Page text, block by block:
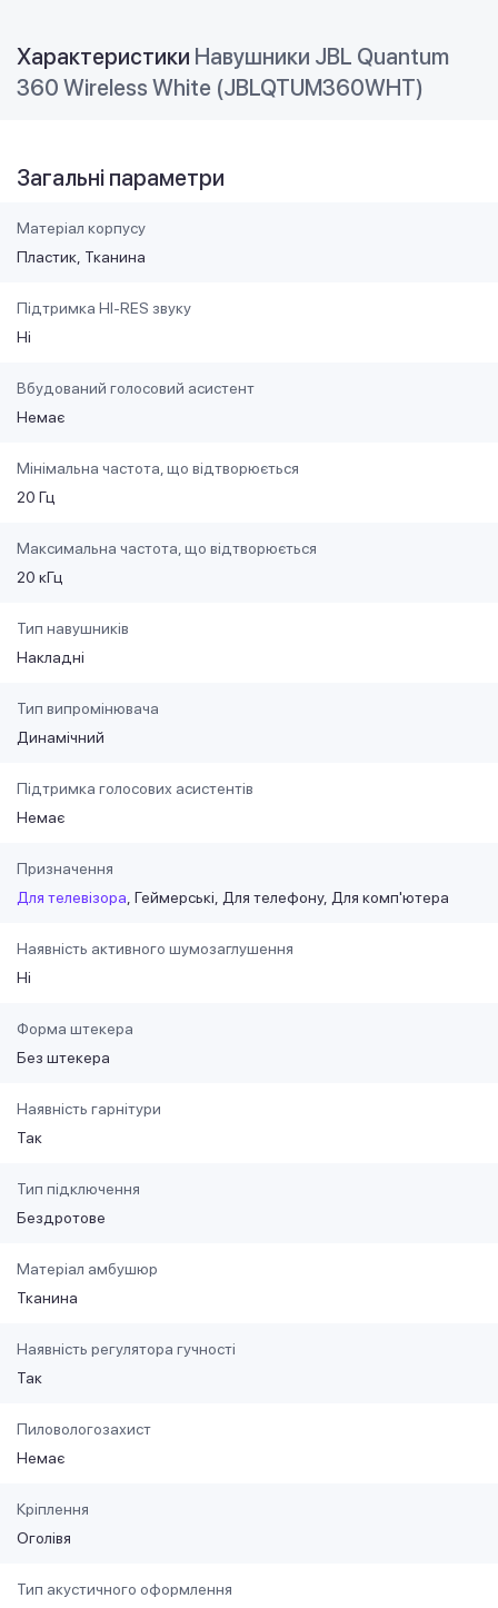
Характеристики Навушники JBL Quantum
360 Wireless White (JBLQTUM360WHT)
Загальні параметри
Матеріал корпусу
Пластик Тканина
Підтримка HI-RES звуку
Ні
Вбудований голосовий асистент
Немає
Мінімальна частота, що відтворюється
20 Гц
Максимальна частота, що відтворюється
20 кГц
Тип навушників
Накладні
Тип випромінювача
Динамічний
Підтримка голосових асистентів
Немає
Призначення
Для телевізора Геймерські Для телефону Для комп'ютера
Наявність активного шумозаглушення
Ні
Форма штекера
Без штекера
Наявність гарнітури
Так
Тип підключення
Бездротове
Матеріал амбушюр
Тканина
Наявність регулятора гучності
Так
Пиловологозахист
Немає
Кріплення
Оголівя
Тип акустичного оформлення